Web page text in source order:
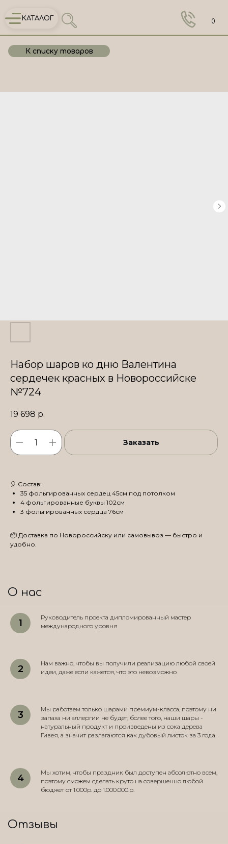
КАТАЛОГ 0
К списку товаров
Набор шаров ко дню Валентина
сердечек красных в Новороссийске
№724
19 698 р.
Заказать
🎈 Состав:
35 фольгированных сердец 45см под потолком
4 фольгированные буквы 102см
3 фольгированных сердца 76см
📦 Доставка по Новороссийску или самовывоз — быстро и
удобно.
О нас
Руководитель проекта дипломированный мастер
международного уровня
Нам важно, чтобы вы получили реализацию любой своей
идеи, даже если кажется, что это невозможно
Мы работаем только шарами премиум-класса, поэтому ни
запаха ни аллергии не будет, более того, наши шары -
натуральный продукт и произведены из сока дерева
Гивея, а значит разлагаются как дубовый листок за 3 года.
Мы хотим, чтобы праздник был доступен абсолютно всем,
поэтому сможем сделать круто на совершенно любой
бюджет от 1.000р. до 1.000.000.р.
Отзывы